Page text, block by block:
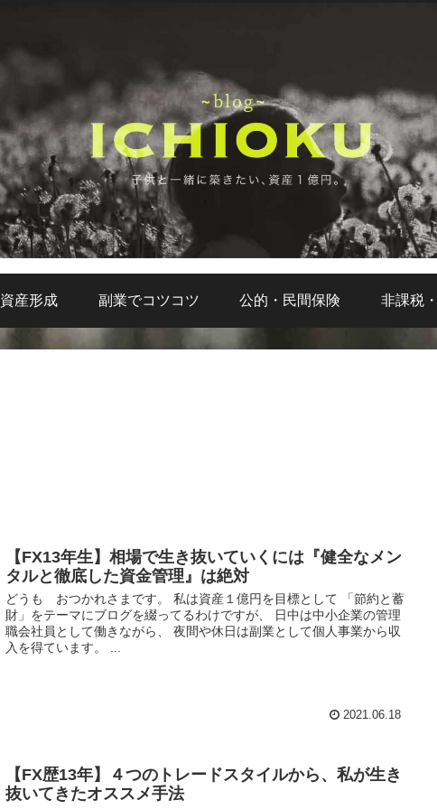
資産形成 副業でコツコツ 公的・民間保険 非課税
【FX13年生】相場で生き抜いていくには『健全なメン
タルと徹底した資金管理』は絶対
どうも おつかれさまです。 私は資産１億円を目標として 「節約と蓄
財」をテーマにブログを綴ってるわけですが、 日中は中小企業の管理
職会社員として働きながら、 夜間や休日は副業として個人事業から収
入を得ています。 ...
2021.06.18
【FX歴13年】４つのトレードスタイルから、私が生き
抜いてきたオススメ手法